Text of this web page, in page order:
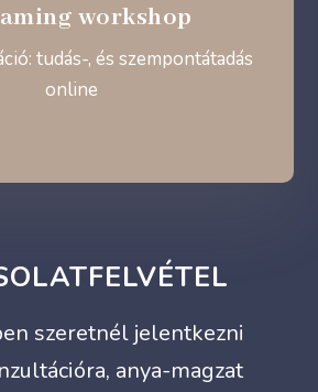
workshop
tudás-, és szempontátadás
online
szeretnél jelentkezni
anya-magzat